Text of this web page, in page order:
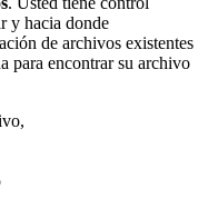
y hacia donde
de archivos existentes
para encontrar su archivo